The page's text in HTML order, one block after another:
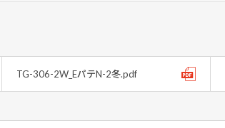
TG-306-2W_EパテN-2冬.pdf